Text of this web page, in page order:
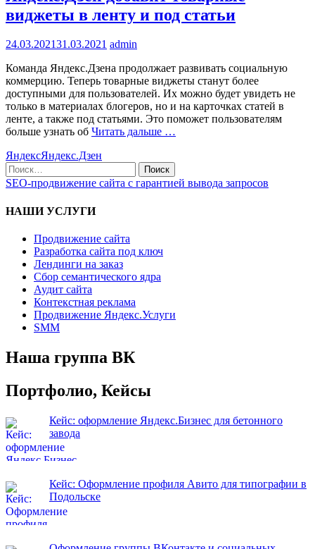
виджеты в ленту и под статьи
24.03.202131.03.2021 admin
Команда Яндекс.Дзена продолжает развивать социальную
коммерцию. Теперь товарные виджеты станут более
доступными для пользователей. Их можно будет увидеть не
только в материалах блогеров, но и на карточках статей в
ленте, а также под статьями. Это поможет пользователям
больше узнать об Читать дальше …
ЯндексЯндекс.Дзен
Поиск
по:
SEO-продвижение сайта с гарантией вывода запросов
НАШИ УСЛУГИ
Продвижение сайта
Разработка сайта под ключ
Лендинги на заказ
Сбор семантического ядра
Аудит сайта
Контекстная реклама
Продвижение Яндекс.Услуги
SMM
Наша группа ВК
Портфолио, Кейсы
Кейс: оформление Яндекс.Бизнес для бетонного
завода
Кейс: Оформление профиля Авито для типографии в
Подольске